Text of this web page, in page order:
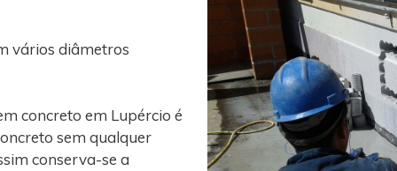
vários diâmetros
concreto em Lupércio é
sem qualquer
conserva-se a